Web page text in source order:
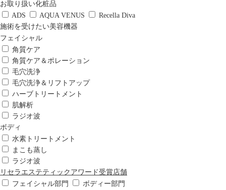
お取り扱い化粧品
ADS
AQUA VENUS
Recella Diva
施術を受けたい美容機器
フェイシャル
角質ケア
角質ケア＆ポレーション
毛穴洗浄
毛穴洗浄＆リフトアップ
ハーブトリートメント
肌解析
ラジオ波
ボディ
水素トリートメント
まこも蒸し
ラジオ波
リセラエステティックアワード受賞店舗
フェイシャル部門
ボディー部門